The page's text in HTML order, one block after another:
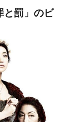
と罰」のビ